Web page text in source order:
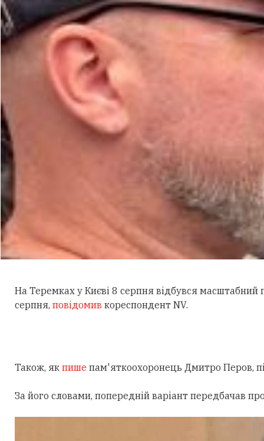
На Теремках у Києві 8 серпня відбувся масштабний
серпня, повідомив кореспондент NV.
Також, як пише пам'яткоохоронець Дмитро Перов,
За його словами, попередній варіант передбачав